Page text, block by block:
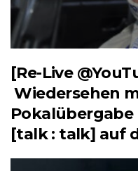
[Re-Live
Wiedersehen
Pokalübergabe
[talk : talk] auf